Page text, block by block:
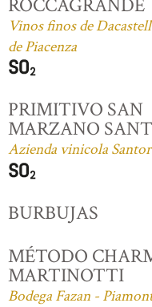
Vinos finos de
de Piacenza
PRIMITIVO SAN
MARZANO
Azienda vinicola
BURBUJAS
MÉTODO
MARTINOTTI
Bodega Fazan -